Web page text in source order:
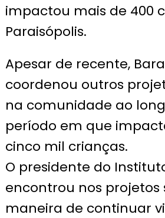
impactou mais de 400
Paraisópolis.
Apesar de recente,
coordenou outros
na comunidade ao
período em que
cinco mil crianças.
O presidente do
encontrou nos projetos
maneira de continuar